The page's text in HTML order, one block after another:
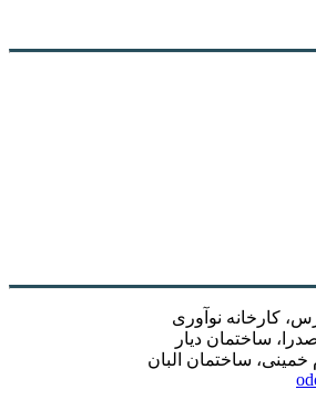
کارخانه نوآوری
ساختمان دیار
خمینی، ساختمان البان